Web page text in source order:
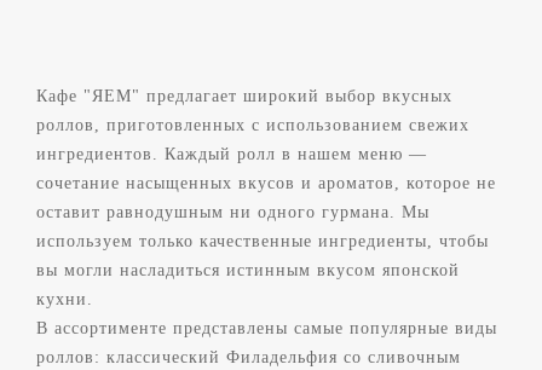
Кафе "ЯЕМ" предлагает широкий выбор вкусных
роллов, приготовленных с использованием свежих
ингредиентов. Каждый ролл в нашем меню —
сочетание насыщенных вкусов и ароматов, которое не
оставит равнодушным ни одного гурмана. Мы
используем только качественные ингредиенты, чтобы
вы могли насладиться истинным вкусом японской
кухни.
В ассортименте представлены самые популярные виды
роллов: классический Филадельфия со сливочным